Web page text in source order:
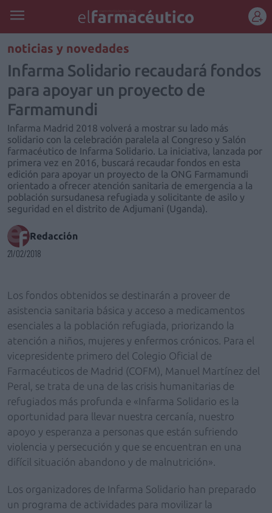
REGÍSTRATE
noticias y novedades
Infarma Solidario recaudará fondos
para apoyar un proyecto de
Farmamundi
Infarma Madrid 2018 volverá a mostrar su lado más
solidario con la celebración paralela al Congreso y Salón
farmacéutico de Infarma Solidario. La iniciativa, lanzada por
primera vez en 2016, buscará recaudar fondos en esta
edición para apoyar un proyecto de la ONG Farmamundi
orientado a ofrecer atención sanitaria de emergencia a la
población sursudanesa refugiada y solicitante de asilo y
seguridad en el distrito de Adjumani (Uganda).
Redacción
21/02/2018
Los fondos obtenidos se destinarán a proveer de
asistencia sanitaria básica y acceso a medicamentos
esenciales a la población refugiada, priorizando la
atención a niños, mujeres y enfermos crónicos. Para el
vicepresidente primero del Colegio Oficial de
Farmacéuticos de Madrid (COFM), Manuel Martínez del
Peral, se trata de una de las crisis humanitarias de
refugiados más profunda e «Infarma Solidario es la
oportunidad para llevar nuestra cercanía, nuestro
apoyo y esperanza a personas que están sufriendo
violencia y persecución y que se encuentran en una
difícil situación abandono y de malnutrición».
Los organizadores de Infarma Solidario han preparado
un programa de actividades para movilizar la